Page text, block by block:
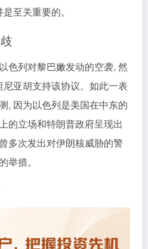
至关重要的。
色列对黎巴嫩发动的空袭, 然
亚胡支持该协议。如此一表
, 因为以色列是美国在中东的
的立场和特朗普政府呈现出
多次发出对伊朗核威胁的警
举措。